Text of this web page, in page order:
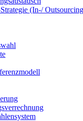
(In-/